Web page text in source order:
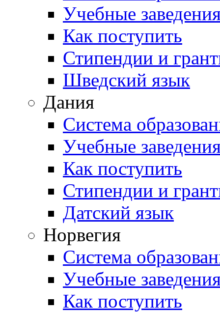
Учебные
Как поступить
Стипендии и
Шведский язык
Дания
Система
Учебные
Как поступить
Стипендии и
Датский язык
Норвегия
Система
Учебные
Как поступить